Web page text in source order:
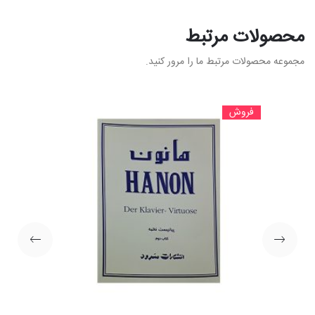
محصولات مرتبط
مجموعه محصولات مرتبط ما را مرور کنید.
فروش